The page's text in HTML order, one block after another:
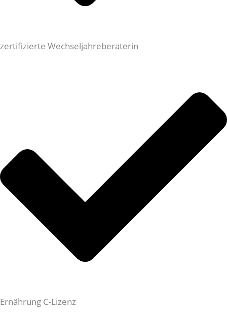
zertifizierte Wechseljahreberaterin
Ernährung C-Lizenz